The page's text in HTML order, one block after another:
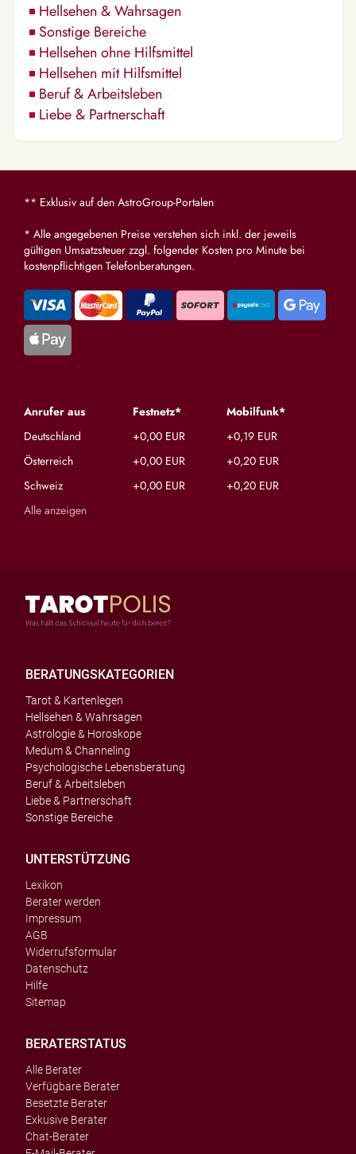
Hellsehen & Wahrsagen
Sonstige Bereiche
Hellsehen ohne Hilfsmittel
Hellsehen mit Hilfsmittel
Beruf & Arbeitsleben
Liebe & Partnerschaft
** Exklusiv auf den AstroGroup-Portalen
* Alle angegebenen Preise verstehen sich inkl. der jeweils
gültigen Umsatzsteuer zzgl. folgender Kosten pro Minute bei
kostenpflichtigen Telefonberatungen.
Anrufer aus Festnetz*
Mobilfunk*
Deutschland
+0,00 EUR
+0,19 EUR
Österreich
+0,00 EUR
+0,20 EUR
Schweiz
+0,00 EUR
+0,20 EUR
Alle anzeigen
BERATUNGSKATEGORIEN
Tarot & Kartenlegen
Hellsehen & Wahrsagen
Astrologie & Horoskope
Medum & Channeling
Psychologische Lebensberatung
Beruf & Arbeitsleben
Liebe & Partnerschaft
Sonstige Bereiche
UNTERSTÜTZUNG
Lexikon
Berater werden
Impressum
AGB
Widerrufsformular
Datenschutz
Hilfe
Sitemap
BERATERSTATUS
Alle Berater
Verfügbare Berater
Besetzte Berater
Exkusive Berater
Chat-Berater